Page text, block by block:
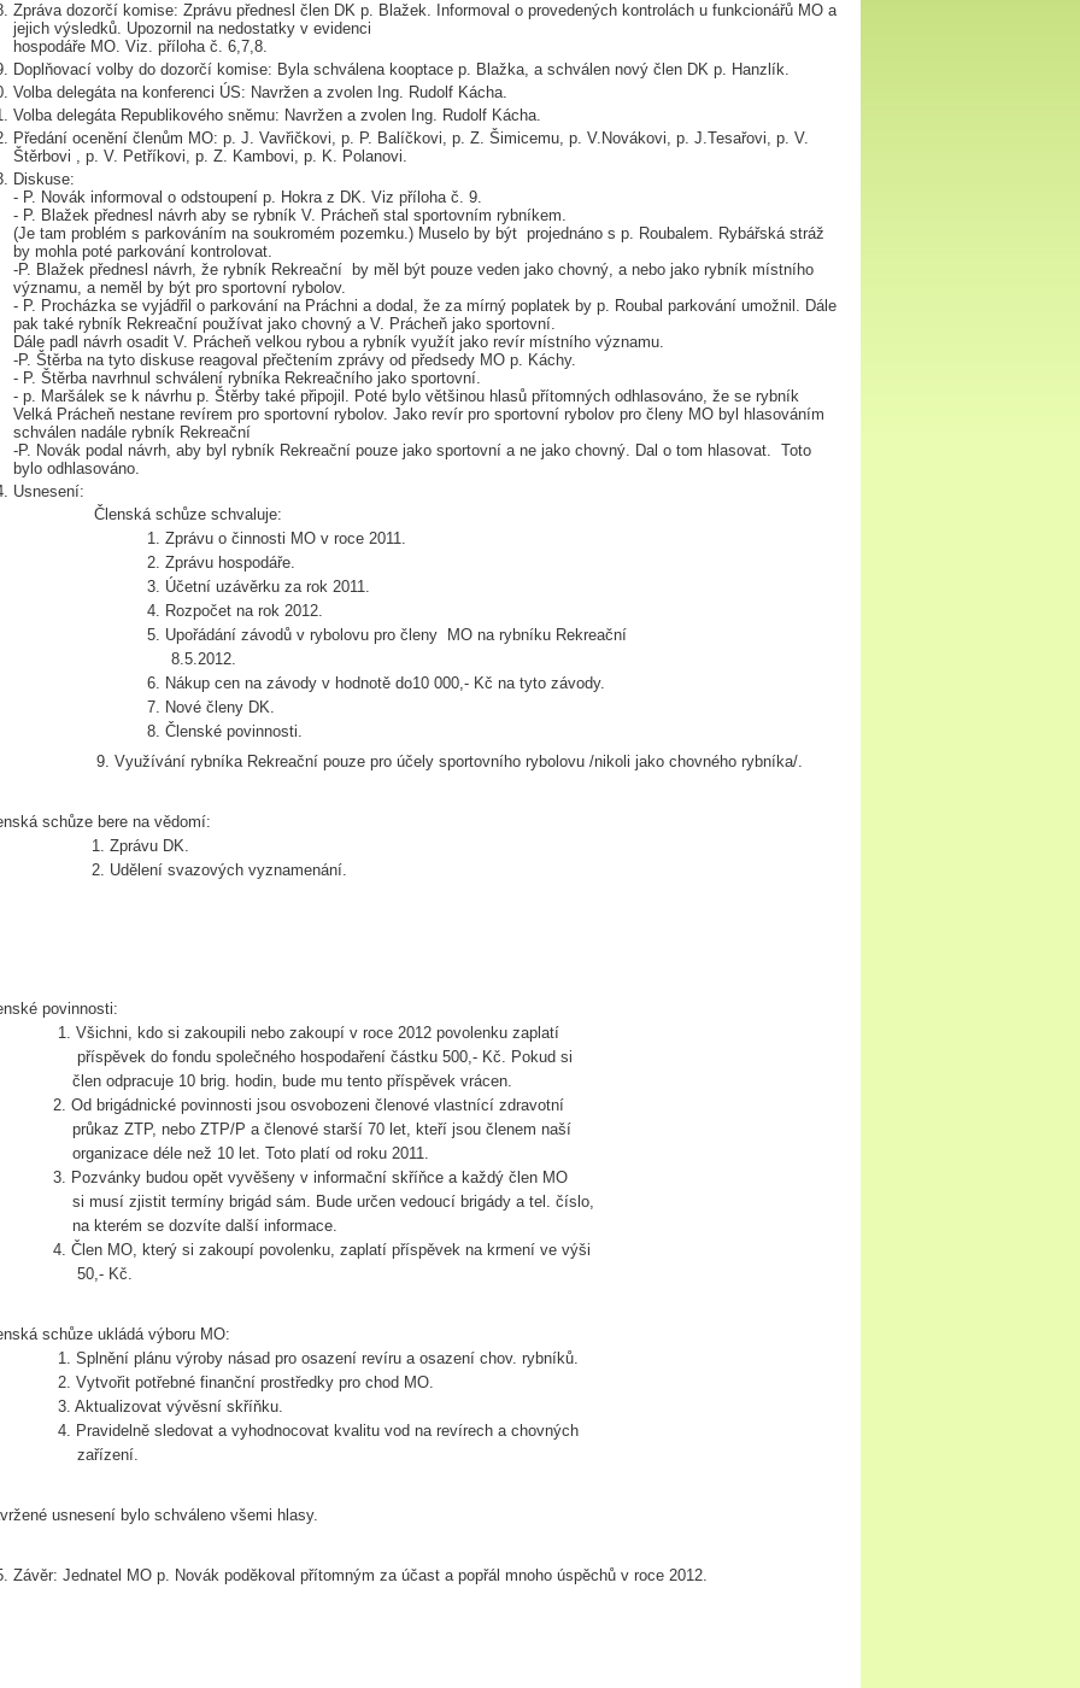
Zpráva dozorčí komise: Zprávu přednesl člen DK p. Blažek. Informoval o provedených kontrolách u funkcionářů MO a
jejich výsledků. Upozornil na nedostatky v evidenci
hospodáře MO. Viz. příloha č. 6,7,8.
Doplňovací volby do dozorčí komise: Byla schválena kooptace p. Blažka, a schválen nový člen DK p. Hanzlík.
Volba delegáta na konferenci ÚS: Navržen a zvolen Ing. Rudolf Kácha.
Volba delegáta Republikového sněmu: Navržen a zvolen Ing. Rudolf Kácha.
Předání ocenění členům MO: p. J. Vavřičkovi, p. P. Balíčkovi, p. Z. Šimicemu, p. V.Novákovi, p. J.Tesařovi, p. V.
Štěrbovi , p. V. Petříkovi, p. Z. Kambovi, p. K. Polanovi.
Diskuse:
- P. Novák informoval o odstoupení p. Hokra z DK. Viz příloha č. 9.
- P. Blažek přednesl návrh aby se rybník V. Prácheň stal sportovním rybníkem.
(Je tam problém s parkováním na soukromém pozemku.) Muselo by být projednáno s p. Roubalem. Rybářská stráž
by mohla poté parkování kontrolovat.
-P. Blažek přednesl návrh, že rybník Rekreační by měl být pouze veden jako chovný, a nebo jako rybník místního
významu, a neměl by být pro sportovní rybolov.
- P. Procházka se vyjádřil o parkování na Práchni a dodal, že za mírný poplatek by p. Roubal parkování umožnil. Dále
pak také rybník Rekreační používat jako chovný a V. Prácheň jako sportovní.
Dále padl návrh osadit V. Prácheň velkou rybou a rybník využít jako revír místního významu.
-P. Štěrba na tyto diskuse reagoval přečtením zprávy od předsedy MO p. Káchy.
- P. Štěrba navrhnul schválení rybníka Rekreačního jako sportovní.
- p. Maršálek se k návrhu p. Štěrby také připojil. Poté bylo většinou hlasů přítomných odhlasováno, že se rybník
Velká Prácheň nestane revírem pro sportovní rybolov. Jako revír pro sportovní rybolov pro členy MO byl hlasováním
schválen nadále rybník Rekreační
-P. Novák podal návrh, aby byl rybník Rekreační pouze jako sportovní a ne jako chovný. Dal o tom hlasovat. Toto
bylo odhlasováno.
Usnesení:
Členská schůze schvaluje:
1. Zprávu o činnosti MO v roce 2011.
2. Zprávu hospodáře.
3. Účetní uzávěrku za rok 2011.
4. Rozpočet na rok 2012.
5. Upořádání závodů v rybolovu pro členy MO na rybníku Rekreační
8.5.2012.
6. Nákup cen na závody v hodnotě do10 000,- Kč na tyto závody.
7. Nové členy DK.
8. Členské povinnosti.
Využívání rybníka Rekreační pouze pro účely sportovního rybolovu /nikoli jako chovného rybníka/.
schůze bere na vědomí:
Zprávu DK.
Udělení svazových vyznamenání.
povinnosti:
Všichni, kdo si zakoupili nebo zakoupí v roce 2012 povolenku zaplatí
do fondu společného hospodaření částku 500,- Kč. Pokud si
odpracuje 10 brig. hodin, bude mu tento příspěvek vrácen.
Od brigádnické povinnosti jsou osvobozeni členové vlastnící zdravotní
ZTP, nebo ZTP/P a členové starší 70 let, kteří jsou členem naší
déle než 10 let. Toto platí od roku 2011.
Pozvánky budou opět vyvěšeny v informační skříňce a každý člen MO
musí zjistit termíny brigád sám. Bude určen vedoucí brigády a tel. číslo,
kterém se dozvíte další informace.
Člen MO, který si zakoupí povolenku, zaplatí příspěvek na krmení ve výši
Kč.
schůze ukládá výboru MO:
Splnění plánu výroby násad pro osazení revíru a osazení chov. rybníků.
Vytvořit potřebné finanční prostředky pro chod MO.
Aktualizovat vývěsní skříňku.
Pravidelně sledovat a vyhodnocovat kvalitu vod na revírech a chovných
usnesení bylo schváleno všemi hlasy.
Závěr: Jednatel MO p. Novák poděkoval přítomným za účast a popřál mnoho úspěchů v roce 2012.